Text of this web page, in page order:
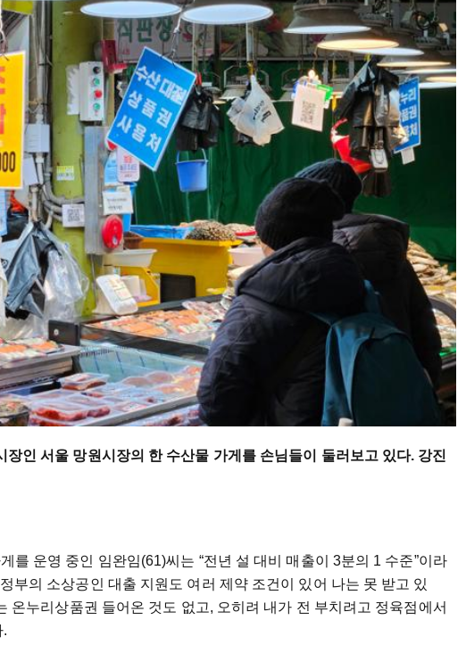
인 서울 망원시장의 한 수산물 가게를 손님들이 둘러보고 있다. 강진
를 운영 중인 임완임(61)씨는 “전년 설 대비 매출이 3분의 1 수준”이라
부의 소상공인 대출 지원도 여러 제약 조건이 있어 나는 못 받고 있
온누리상품권 들어온 것도 없고, 오히려 내가 전 부치려고 정육점에서
.